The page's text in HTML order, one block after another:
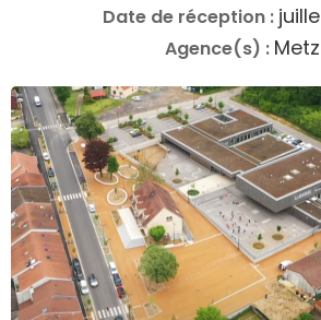
Date de réception :
Agence(s) : Metz